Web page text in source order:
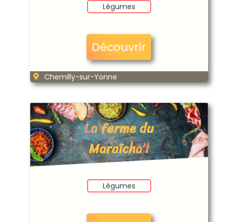
Légumes
Découvrir
Chemilly-sur-Yonne
La ferme du
Maraîcha’l
Légumes